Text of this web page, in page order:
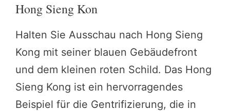
Hong Sieng Kon
Halten Sie Ausschau nach Hong Sieng
Kong mit seiner blauen Gebäudefront
und dem kleinen roten Schild. Das Hong
Sieng Kong ist ein hervorragendes
Beispiel für die Gentrifizierung, die in